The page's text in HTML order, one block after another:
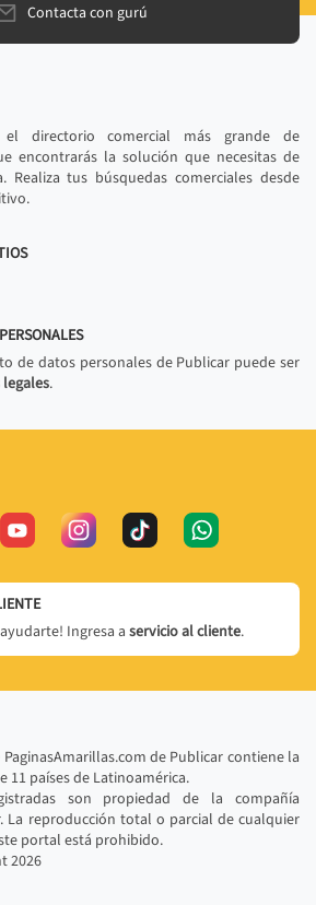
Contacta con gurú
el directorio comercial más grande de
encontrarás la solución que necesitas de
tus búsquedas comerciales desde
de datos personales de Publicar puede ser
.
Ingresa a servicio al cliente.
de Publicar contiene la
11 países de Latinoamérica.
son propiedad de la compañía
La reproducción total o parcial de cualquier
portal está prohibido.
2026